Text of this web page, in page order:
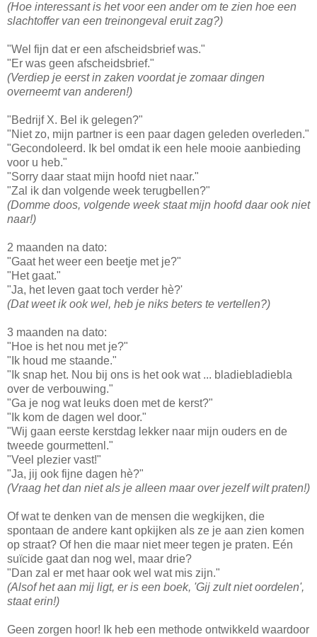
(Hoe interessant is het voor een ander om te zien hoe een
slachtoffer van een treinongeval eruit zag?)
"Wel fijn dat er een afscheidsbrief was."
"Er was geen afscheidsbrief."
(Verdiep je eerst in zaken voordat je zomaar dingen
overneemt van anderen!)
"Bedrijf X. Bel ik gelegen?"
"Niet zo, mijn partner is een paar dagen geleden overleden."
"Gecondoleerd. Ik bel omdat ik een hele mooie aanbieding
voor u heb."
"Sorry daar staat mijn hoofd niet naar."
"Zal ik dan volgende week terugbellen?"
(Domme doos, volgende week staat mijn hoofd daar ook niet
naar!)
2 maanden na dato:
"Gaat het weer een beetje met je?"
"Het gaat."
"Ja, het leven gaat toch verder hè?'
(Dat weet ik ook wel, heb je niks beters te vertellen?)
3 maanden na dato:
"Hoe is het nou met je?"
"Ik houd me staande."
"Ik snap het. Nou bij ons is het ook wat ... bladiebladiebla
over de verbouwing."
"Ga je nog wat leuks doen met de kerst?"
"Ik kom de dagen wel door."
"Wij gaan eerste kerstdag lekker naar mijn ouders en de
tweede gourmettenl."
"Veel plezier vast!"
"Ja, jij ook fijne dagen hè?"
(Vraag het dan niet als je alleen maar over jezelf wilt praten!)
Of wat te denken van de mensen die wegkijken, die
spontaan de andere kant opkijken als ze je aan zien komen
op straat? Of hen die maar niet meer tegen je praten. Eén
suïcide gaat dan nog wel, maar drie?
"Dan zal er met haar ook wel wat mis zijn."
(Alsof het aan mij ligt, er is een boek, 'Gij zult niet oordelen',
staat erin!)
Geen zorgen hoor! Ik heb een methode ontwikkeld waardoor